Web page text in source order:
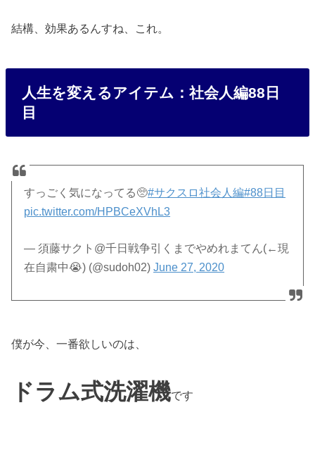
結構、効果あるんすね、これ。
人生を変えるアイテム：社会人編88日
目
すっごく気になってる🥺#サクスロ社会人編#88日目
pic.twitter.com/HPBCeXVhL3
— 須藤サクト@千日戦争引くまでやめれまてん(←現
在自粛中😭) (@sudoh02)June 27, 2020
僕が今、一番欲しいのは、
ドラム式洗濯機です